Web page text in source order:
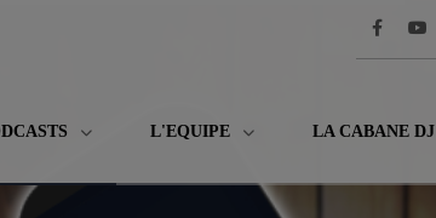
L'EQUIPE LA CABANE DJ